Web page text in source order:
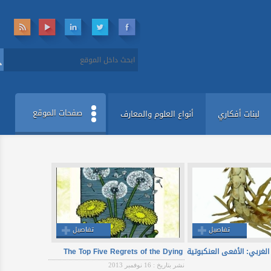
لبنات أفكاري أنواع العلوم والمعارف صفحات الموقع
تفاصيل
الأفعى العنكبوتية
تفاصيل
The Top Five Regrets of the Dying
نشر بتاريخ : 16 نوفمبر 2013